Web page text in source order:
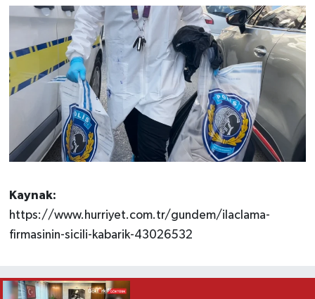
Kaynak:
https://www.hurriyet.com.tr/gundem/ilaclama-
firmasinin-sicili-kabarik-43026532